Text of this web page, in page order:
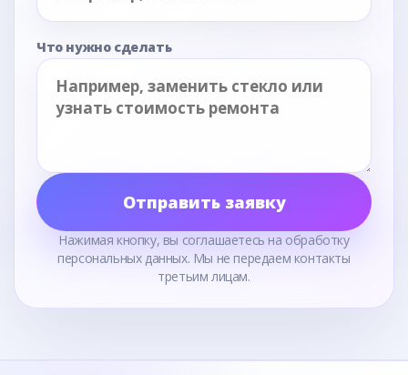
Что нужно сделать
Отправить заявку
Нажимая кнопку, вы соглашаетесь на обработку
персональных данных. Мы не передаем контакты
третьим лицам.